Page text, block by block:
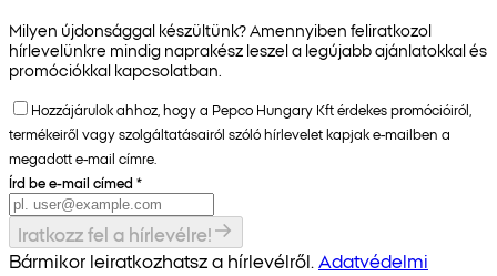
Milyen újdonsággal készültünk? Amennyiben feliratkozol
hírlevelünkre mindig naprakész leszel a legújabb ajánlatokkal és
promóciókkal kapcsolatban.
Hozzájárulok ahhoz, hogy a Pepco Hungary Kft érdekes promócióiról,
termékeiről vagy szolgáltatásairól szóló hírlevelet kapjak e-mailben a
megadott e-mail címre.
Írd be e-mail címed *
Iratkozz fel a hírlevélre!
Bármikor leiratkozhatsz a hírlevélről. Adatvédelmi